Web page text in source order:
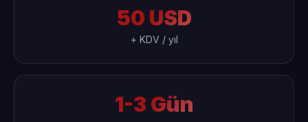
50 USD
+ KDV / yıl
1-3 Gün